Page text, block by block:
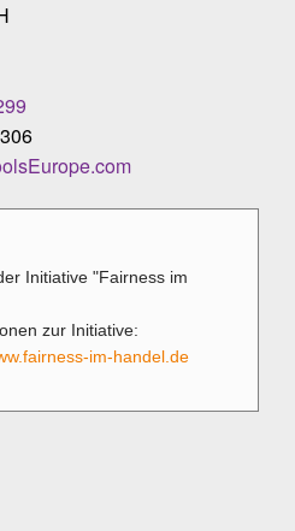
Initiative "Fairness im
zur Initiative:
im-handel.de